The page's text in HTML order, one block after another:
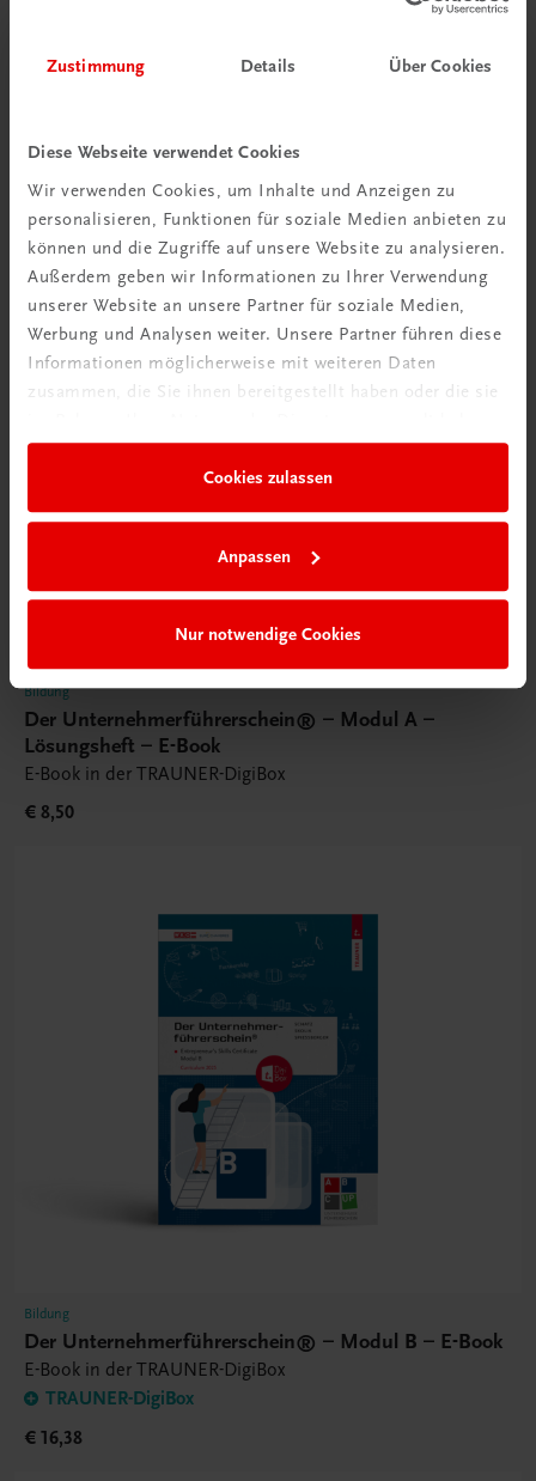
Zustimmung Details Über Cookies
Diese Webseite verwendet Cookies
Wir verwenden Cookies, um Inhalte und Anzeigen zu
personalisieren, Funktionen für soziale Medien anbieten zu
können und die Zugriffe auf unsere Website zu analysieren.
Außerdem geben wir Informationen zu Ihrer Verwendung
unserer Website an unsere Partner für soziale Medien,
Werbung und Analysen weiter. Unsere Partner führen diese
Informationen möglicherweise mit weiteren Daten
zusammen, die Sie ihnen bereitgestellt haben oder die sie
Cookies zulassen
Anpassen
Nur notwendige Cookies
Bildung
TRAUNER-DigiBox
€ 15,47
Bildung
Der Unternehmerführerschein® – Modul A –
Lösungsheft – E-Book
E-Book in der TRAUNER-DigiBox
€ 8,50
Bildung
Der Unternehmerführerschein® – Modul B – E-Book
E-Book in der TRAUNER-DigiBox
TRAUNER-DigiBox
€ 16,38